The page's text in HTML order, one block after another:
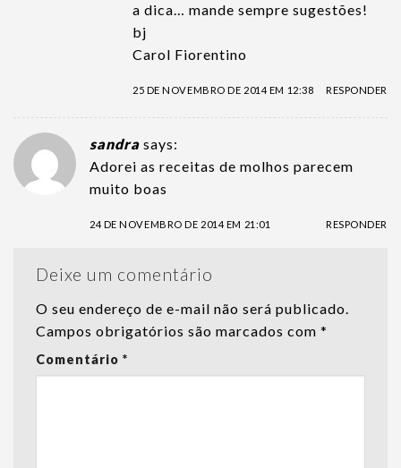
a dica… mande sempre sugestões!
bj
Carol Fiorentino
25 DE NOVEMBRO DE 2014 EM 12:38 RESPONDER
sandra says:
Adorei as receitas de molhos parecem
muito boas
24 DE NOVEMBRO DE 2014 EM 21:01 RESPONDER
Deixe um comentário
O seu endereço de e-mail não será publicado.
Campos obrigatórios são marcados com *
Comentário *